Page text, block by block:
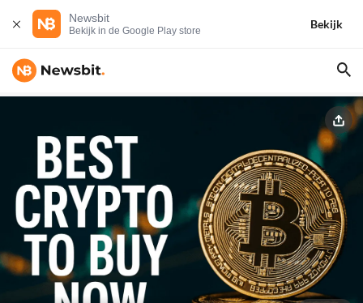
Newsbit
Bekijk in de Google Play store
Bekijk